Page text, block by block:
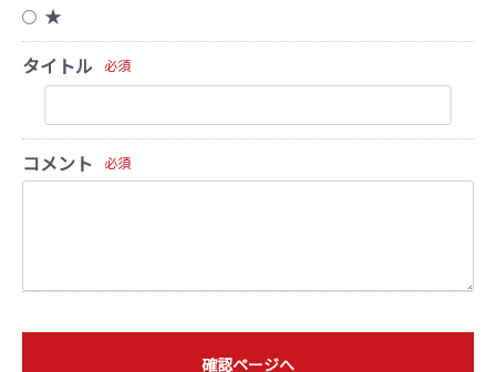
★
タイトル
必須
コメント 必須
確認ページへ